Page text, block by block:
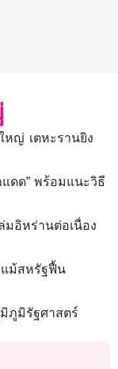
หญ่ เตหะรานยิง
ดด” พร้อมแนะวิธี
อิหร่านต่อเนื่อง
ม้สหรัฐฟื้น
มิภูมิรัฐศาสตร์